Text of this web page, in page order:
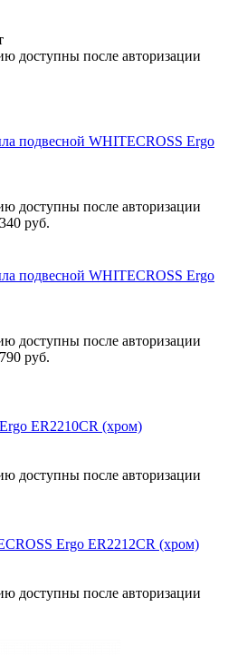
доступны после авторизации
подвесной WHITECROSS Ergo
доступны после авторизации
руб.
подвесной WHITECROSS Ergo
доступны после авторизации
руб.
ER2210CR (хром)
доступны после авторизации
Ergo ER2212CR (хром)
доступны после авторизации